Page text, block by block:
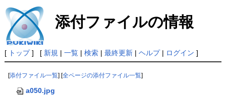
添付ファイルの情報
[ トップ] [ 新規 | 一覧| 検索| 最終更新| ヘルプ| ログイン ]
[添付ファイル一覧] [全ページの添付ファイル一覧]
a050.jpg